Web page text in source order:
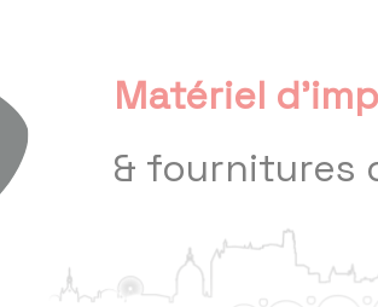
Matériel
& fournitures